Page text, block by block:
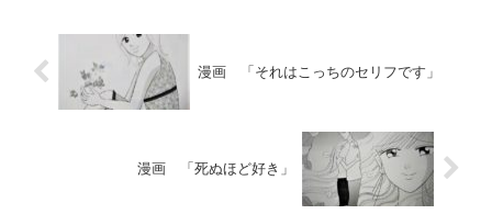
漫画 「それはこっちのセリフです」
漫画 「死ぬほど好き」